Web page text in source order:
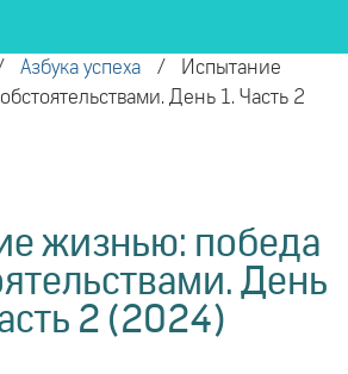
Азбука успеха /
Испытание
День 1. Часть 2
жизнью: победа
День
2 (2024)